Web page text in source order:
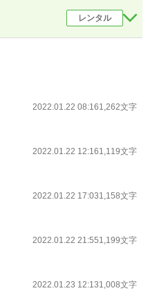
レンタル
2022.01.22 08:161,262文字
2022.01.22 12:161,119文字
2022.01.22 17:031,158文字
2022.01.22 21:551,199文字
2022.01.23 12:131,008文字